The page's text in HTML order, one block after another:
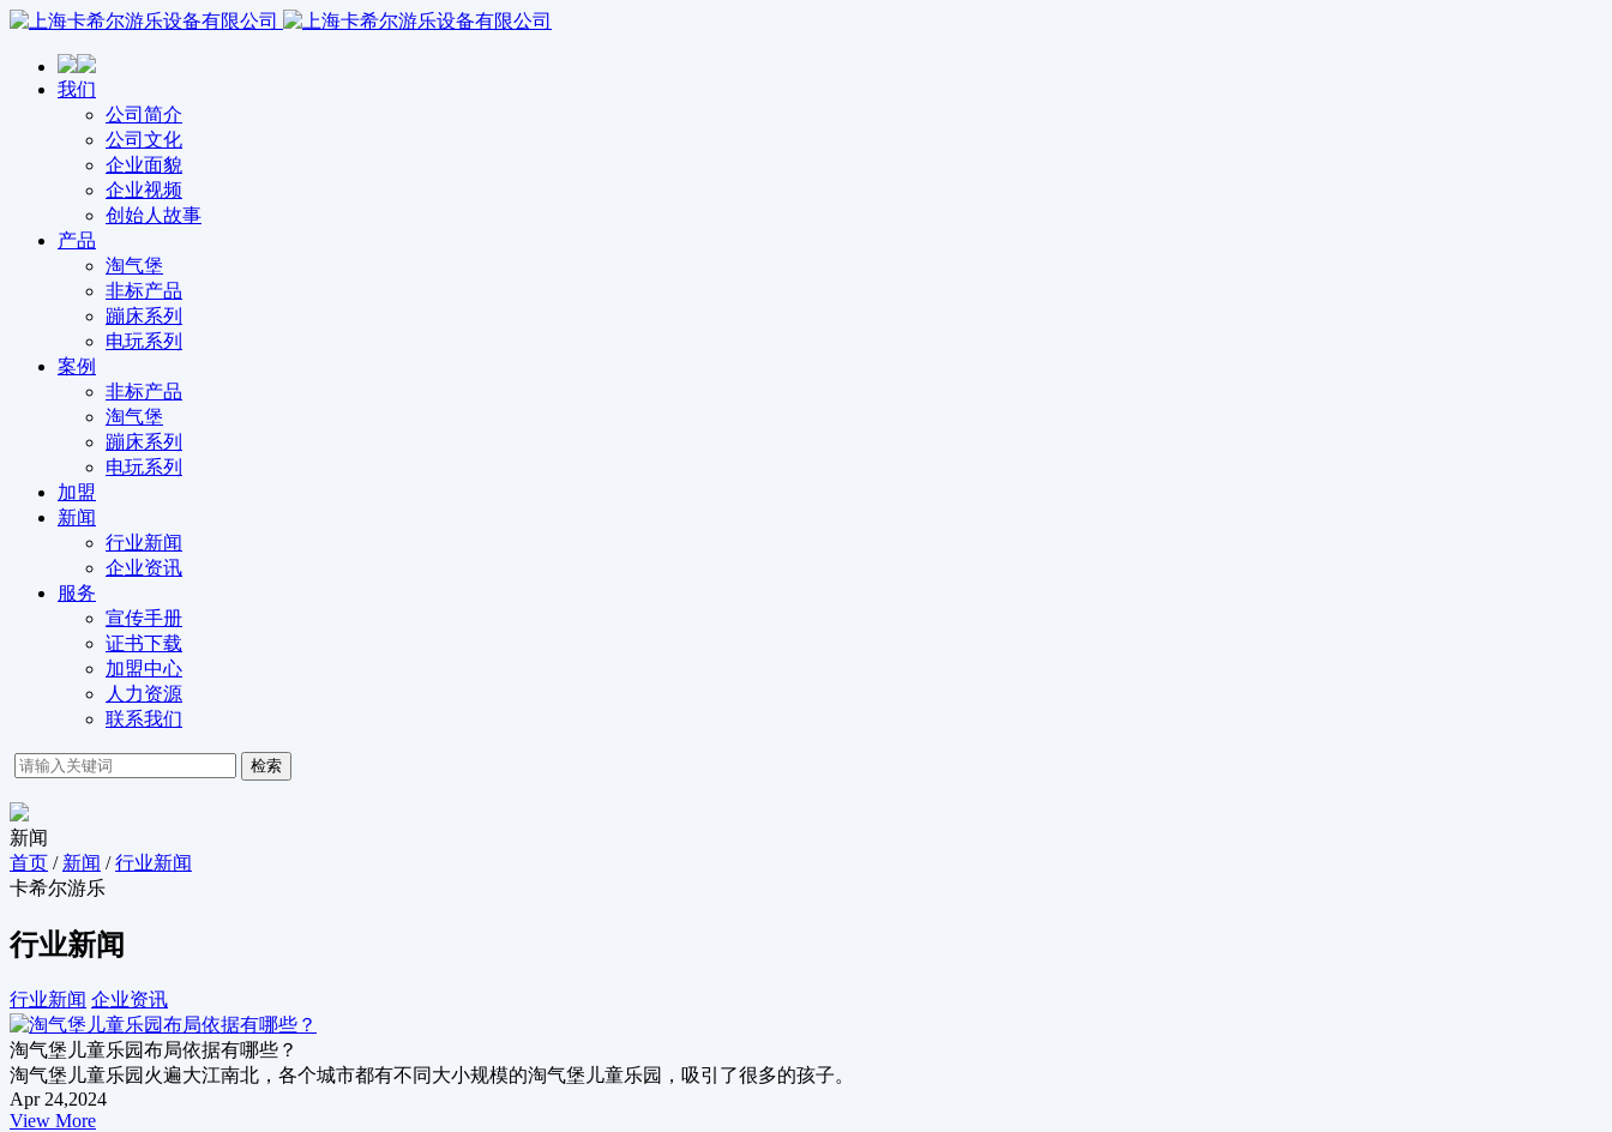
我们
公司简介
公司文化
企业面貌
企业视频
创始人故事
产品
淘气堡
非标产品
蹦床系列
电玩系列
案例
非标产品
淘气堡
蹦床系列
电玩系列
加盟
新闻
行业新闻
企业资讯
服务
宣传手册
证书下载
加盟中心
人力资源
联系我们
检索
新闻
首页 / 新闻 /行业新闻
卡希尔游乐
行业新闻
行业新闻 企业资讯
淘气堡儿童乐园布局依据有哪些？
淘气堡儿童乐园火遍大江南北，各个城市都有不同大小规模的淘气堡儿童乐园，吸引了很多的孩子。
Apr 24,2024
View More